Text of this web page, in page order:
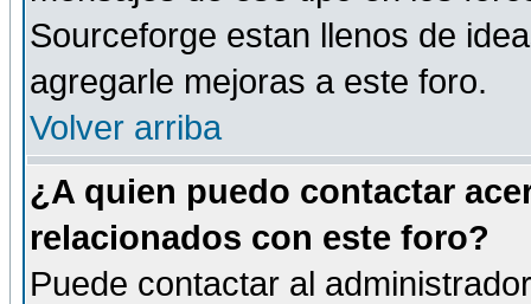
Sourceforge estan llenos de
agregarle mejoras a este foro.
Volver arriba
¿A quien puedo contactar
relacionados con este foro?
Puede contactar al